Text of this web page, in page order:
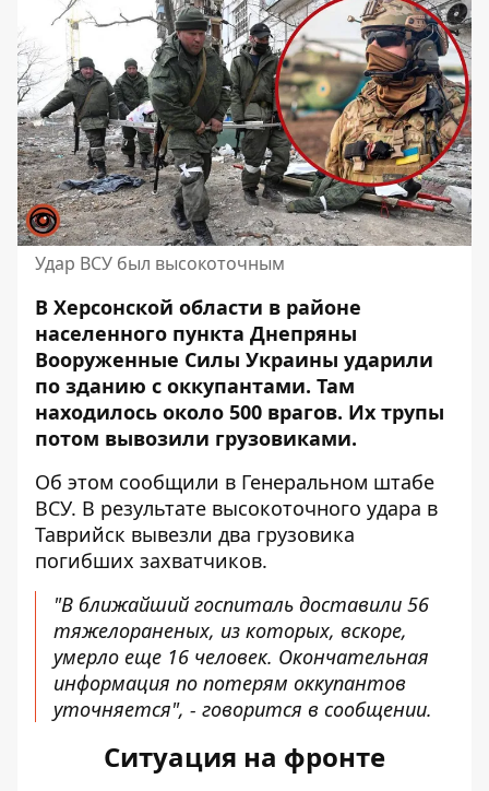
Удар ВСУ был высокоточным
В Херсонской области в районе
населенного пункта Днепряны
Вооруженные Силы Украины ударили
по зданию с оккупантами. Там
находилось около 500 врагов. Их трупы
потом вывозили грузовиками.
Об этом сообщили в Генеральном штабе
ВСУ. В результате высокоточного удара в
Таврийск вывезли два грузовика
погибших захватчиков.
"В ближайший госпиталь доставили 56
тяжелораненых, из которых, вскоре,
умерло еще 16 человек. Окончательная
информация по потерям оккупантов
уточняется", - говорится в сообщении.
Ситуация на фронте